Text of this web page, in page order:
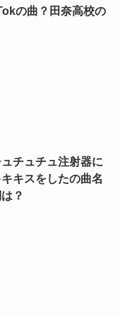
の曲？田奈高校の
チュチュ注射器に
キスをしたの曲名
？